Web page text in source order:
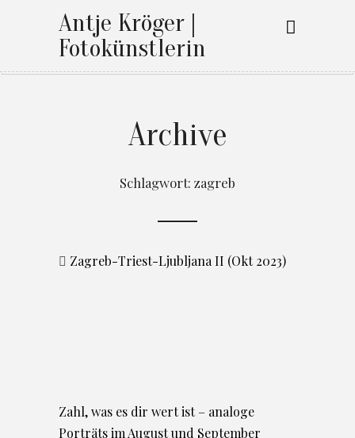
Antje Kröger |
Fotokünstlerin
Archive
Schlagwort: zagreb
Zagreb-Triest-Ljubljana II (Okt 2023)
Zahl, was es dir wert ist – analoge
Porträts im August und September